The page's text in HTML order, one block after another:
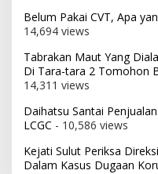
Belum Pakai CVT, Apa
14,694 views
Tabrakan Maut Yang
Di Tara-tara 2 Tomohon
14,311 views
Daihatsu Santai
LCGC - 10,586 views
Kejati Sulut Periksa
Dalam Kasus Dugaan